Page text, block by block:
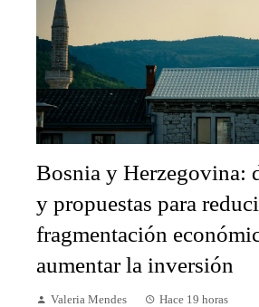
Bosnia y Herzegovina:
y propuestas para
fragmentación
aumentar la inversión
Valeria Mendes Hace 19 horas